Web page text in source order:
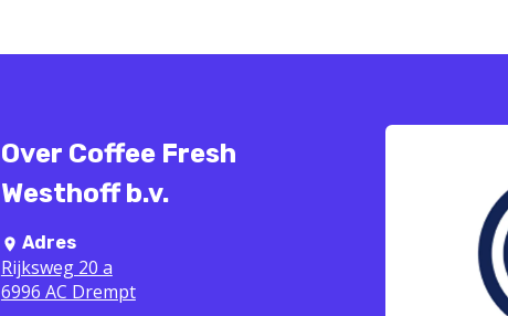
Over Coffee Fresh
Westhoff b.v.
Adres
Rijksweg 20 a
6996 AC Drempt